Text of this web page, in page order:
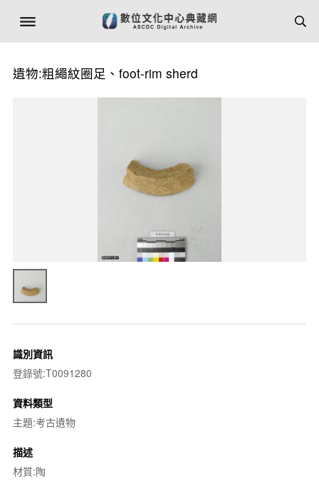
遺物:粗繩紋圈足、foot-rim sherd
識別資訊
登錄號:T0091280
資料類型
主題:考古遺物
描述
材質:陶